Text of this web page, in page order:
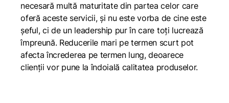
necesară multă maturitate din partea celor care
oferă aceste servicii, și nu este vorba de cine este
șeful, ci de un leadership pur în care toți lucrează
împreună. Reducerile mari pe termen scurt pot
afecta încrederea pe termen lung, deoarece
clienții vor pune la îndoială calitatea produselor.